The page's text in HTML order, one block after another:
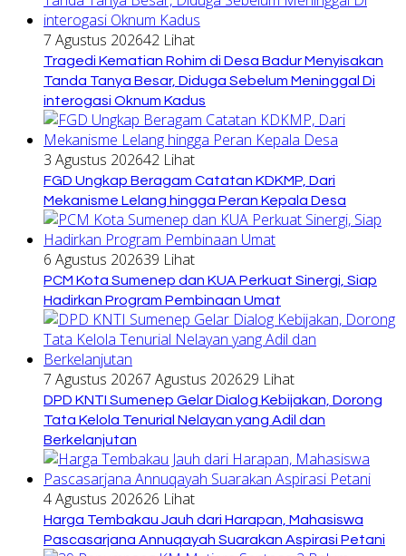
7 Agustus 202642 Lihat
Tragedi Kematian Rohim di Desa Badur Menyisakan
Tanda Tanya Besar, Diduga Sebelum Meninggal Di
interogasi Oknum Kadus
3 Agustus 202642 Lihat
FGD Ungkap Beragam Catatan KDKMP, Dari
Mekanisme Lelang hingga Peran Kepala Desa
6 Agustus 202639 Lihat
PCM Kota Sumenep dan KUA Perkuat Sinergi, Siap
Hadirkan Program Pembinaan Umat
7 Agustus 20267 Agustus 202629 Lihat
DPD KNTI Sumenep Gelar Dialog Kebijakan, Dorong
Tata Kelola Tenurial Nelayan yang Adil dan
Berkelanjutan
4 Agustus 202626 Lihat
Harga Tembakau Jauh dari Harapan, Mahasiswa
Pascasarjana Annuqayah Suarakan Aspirasi Petani